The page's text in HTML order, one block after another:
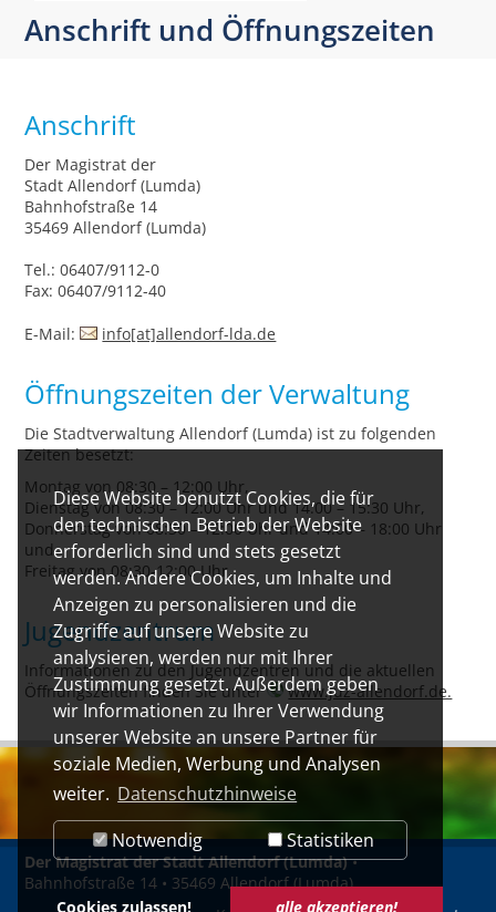
Diese Website benutzt Cookies, die für
den technischen Betrieb der Website
erforderlich sind und stets gesetzt
werden. Andere Cookies, um Inhalte und
Anzeigen zu personalisieren und die
Zugriffe auf unsere Website zu
analysieren, werden nur mit Ihrer
Zustimmung gesetzt. Außerdem geben
wir Informationen zu Ihrer Verwendung
unserer Website an unsere Partner für
soziale Medien, Werbung und Analysen
weiter. Datenschutzhinweise
Notwendig
Statistiken
Cookies zulassen! alle akzeptieren!
Anschrift und Öffnungszeiten
Anschrift
Der Magistrat der
Stadt Allendorf (Lumda)
Bahnhofstraße 14
35469 Allendorf (Lumda)
Tel.: 06407/9112-0
Fax: 06407/9112-40
E-Mail: info[at]allendorf-lda.de
Öffnungszeiten der Verwaltung
Die Stadtverwaltung Allendorf (Lumda) ist zu folgenden
Zeiten besetzt:
Montag von 08:30 – 12:00 Uhr,
Dienstag von 08:30 – 12:00 Uhr und 14:00 – 15:30 Uhr,
Donnerstag von 08:30 – 12:00 Uhr und 14:00 – 18:00 Uhr
und
Freitag von 08:30-12:00 Uhr.
Jugendzentrum
Informationen zu den Jugendzentren und die aktuellen
Öffnungszeiten finden Sie unter
www.juz-allendorf.de.
Der Magistrat der Stadt Allendorf (Lumda)•
Bahnhofstraße 14 • 35469 Allendorf (Lumda)